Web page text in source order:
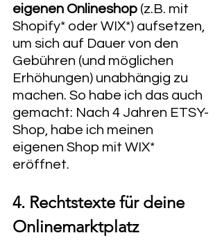
eigenen Onlineshop (z.B. mit
Shopify* oder WIX*) aufsetzen,
um sich auf Dauer von den
Gebühren (und möglichen
Erhöhungen) unabhängig zu
machen. So habe ich das auch
gemacht: Nach 4 Jahren ETSY-
Shop, habe ich meinen
eigenen Shop mit WIX*
eröffnet.
4. Rechtstexte für deine
Onlinemarktplatz